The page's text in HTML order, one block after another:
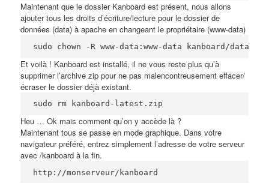
Maintenant que le dossier Kanboard est présent, nous allons
ajouter tous les droits d’écriture/lecture pour le dossier de
données (data) à apache en changeant le propriétaire (www-data)
sudo chown -R www-data:www-data kanboard/data
Et voilà ! Kanboard est installé, il ne vous reste plus qu’à
supprimer l’archive zip pour ne pas malencontreusement effacer/
écraser le dossier déjà existant.
sudo rm kanboard-latest.zip
Heu … Ok mais comment qu’on y accède là ?
Maintenant tous se passe en mode graphique. Dans votre
navigateur préféré, entrez simplement l’adresse de votre serveur
avec /kanboard à la fin.
http://monserveur/kanboard